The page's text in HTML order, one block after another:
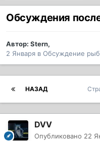
Обсуждения
Автор: Stern,
2 Января в Обсуждение
НАЗАД
DVV
Опубликовано 22